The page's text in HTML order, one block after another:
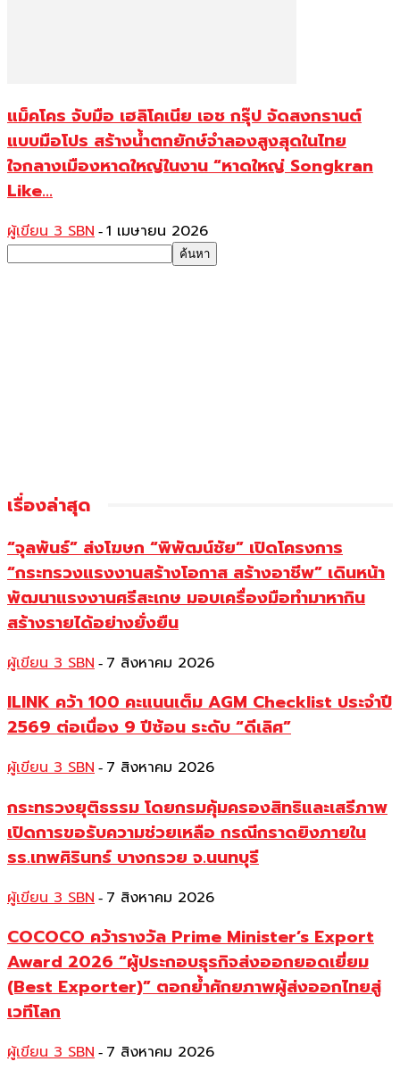
แม็คโคร จับมือ เฮลิโคเนีย เอช กรุ๊ป จัดสงกรานต์
แบบมือโปร สร้างน้ำตกยักษ์จำลองสูงสุดในไทย
ใจกลางเมืองหาดใหญ่ในงาน “หาดใหญ่ Songkran
Like...
ผู้เขียน 3 SBN - 1 เมษายน 2026
เรื่องล่าสุด
“จุลพันธ์” ส่งโฆษก “พิพัฒน์ชัย” เปิดโครงการ
“กระทรวงแรงงานสร้างโอกาส สร้างอาชีพ” เดินหน้า
พัฒนาแรงงานศรีสะเกษ มอบเครื่องมือทำมาหากิน
สร้างรายได้อย่างยั่งยืน
ผู้เขียน 3 SBN - 7 สิงหาคม 2026
ILINK คว้า 100 คะแนนเต็ม AGM Checklist ประจำปี
2569 ต่อเนื่อง 9 ปีซ้อน ระดับ “ดีเลิศ”
ผู้เขียน 3 SBN - 7 สิงหาคม 2026
กระทรวงยุติธรรม โดยกรมคุ้มครองสิทธิและเสรีภาพ
เปิดการขอรับความช่วยเหลือ กรณีกราดยิงภายใน
รร.เทพศิรินทร์ บางกรวย จ.นนทบุรี
ผู้เขียน 3 SBN - 7 สิงหาคม 2026
COCOCO คว้ารางวัล Prime Minister’s Export
Award 2026 “ผู้ประกอบธุรกิจส่งออกยอดเยี่ยม
(Best Exporter)” ตอกย้ำศักยภาพผู้ส่งออกไทยสู่
เวทีโลก
ผู้เขียน 3 SBN - 7 สิงหาคม 2026